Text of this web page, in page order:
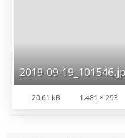
2019-09-
20,61 kB 1.481 × 293